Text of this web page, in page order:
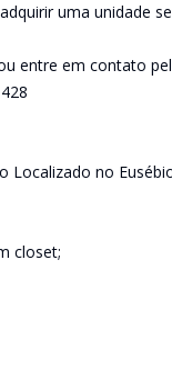
uma unidade
entre em contato
Localizado no
closet;